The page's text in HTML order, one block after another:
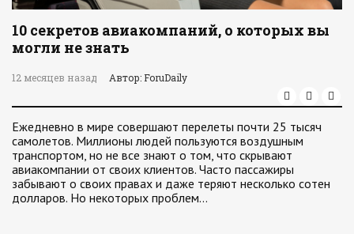
10 секретов авиакомпаний, о которых вы
могли не знать
12 месяцев назад Автор: ForuDaily
Ежедневно в мире совершают перелеты почти 25 тысяч
самолетов. Миллионы людей пользуются воздушным
транспортом, но не все знают о том, что скрывают
авиакомпании от своих клиентов. Часто пассажиры
забывают о своих правах и даже теряют несколько сотен
долларов. Но некоторых проблем…